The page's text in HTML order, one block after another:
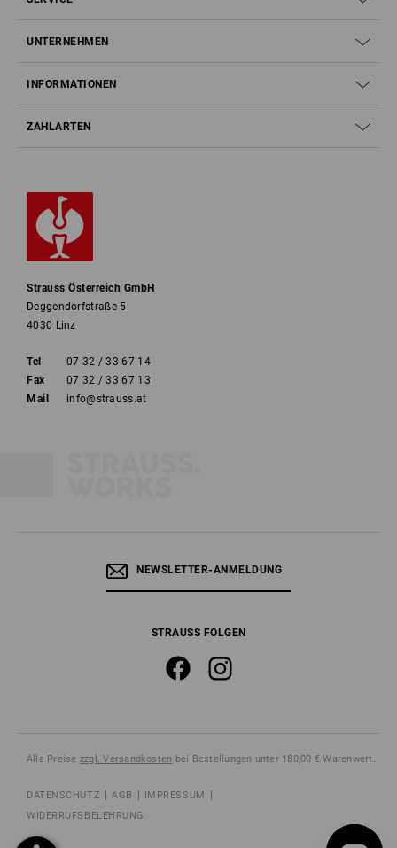
UNTERNEHMEN
INFORMATIONEN
ZAHLARTEN
Strauss Österreich GmbH
Deggendorfstraße 5
4030 Linz
Tel
07 32 / 33 67 14
Fax
07 32 / 33 67 13
Mail
info@strauss.at
NEWSLETTER-ANMELDUNG
STRAUSS FOLGEN
Alle Preise zzgl. Versandkosten bei Bestellungen unter 180,00 € Warenwert.
DATENSCHUTZ AGB
IMPRESSUM
WIDERRUFSBELEHRUNG